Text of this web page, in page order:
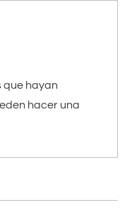
que hayan
hacer una